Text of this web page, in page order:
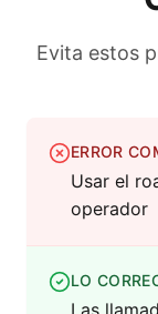
Evita estos
ERROR
Usar el
operador
LO